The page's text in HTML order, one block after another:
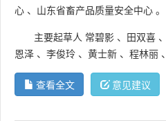
心 、 山东省畜产品质量安全中心 。
主要起草人 常碧影 、 田双喜 、
恩泽 、 李俊玲 、 黄士新 、 程林丽 、
查看全文 意见建议